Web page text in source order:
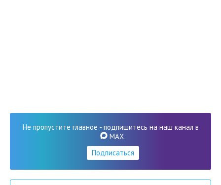
Не пропустите главное - подпишитесь на наш канал в
MAX
Подписаться